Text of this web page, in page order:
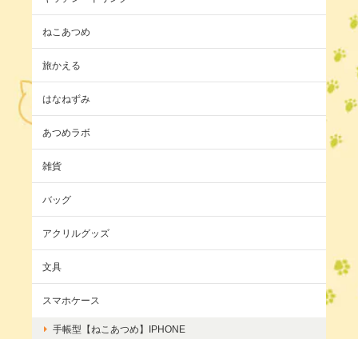
ねこあつめ
旅かえる
はなねずみ
あつめラボ
雑貨
バッグ
アクリルグッズ
文具
スマホケース
手帳型【ねこあつめ】IPHONE